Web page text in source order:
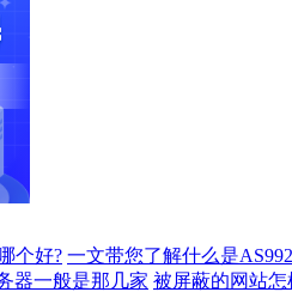
个好? 一文带您了解什么是
器一般是那几家 被屏蔽的网站